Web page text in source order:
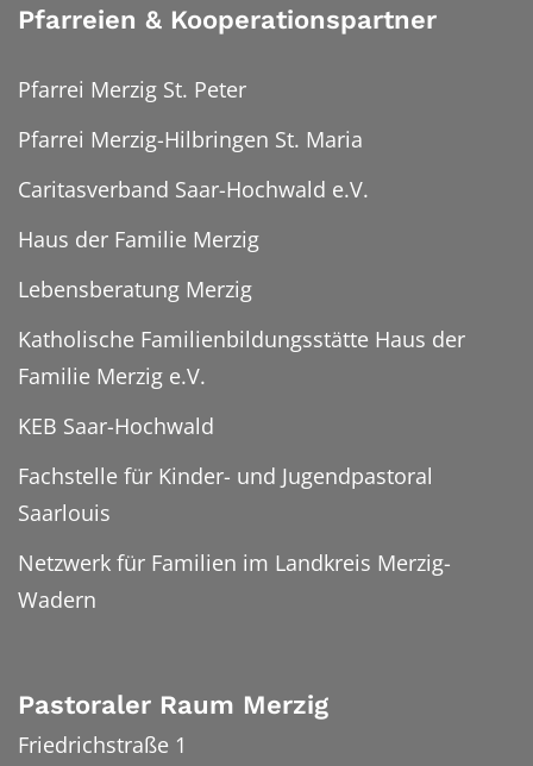
Pfarreien & Kooperationspartner
Pfarrei Merzig St. Peter
Pfarrei Merzig-Hilbringen St. Maria
Caritasverband Saar-Hochwald e.V.
Haus der Familie Merzig
Lebensberatung Merzig
Katholische Familienbildungsstätte Haus der
Familie Merzig e.V.
KEB Saar-Hochwald
Fachstelle für Kinder- und Jugendpastoral
Saarlouis
Netzwerk für Familien im Landkreis Merzig-
Wadern
Pastoraler Raum Merzig
Friedrichstraße 1